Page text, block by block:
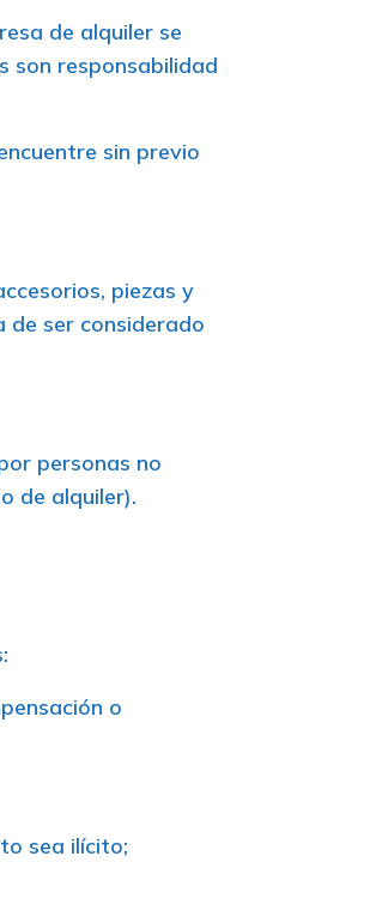
de alquiler se
son responsabilidad
sin previo
piezas y
de ser considerado
personas no
de alquiler).
o
sea ilícito;